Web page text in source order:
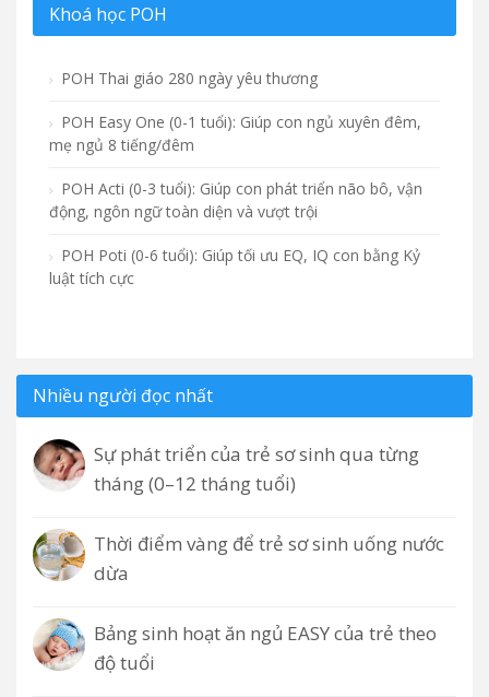
Khoá học POH
POH Thai giáo 280 ngày yêu thương
POH Easy One (0-1 tuổi): Giúp con ngủ xuyên đêm,
mẹ ngủ 8 tiếng/đêm
POH Acti (0-3 tuổi): Giúp con phát triển não bô, vận
động, ngôn ngữ toàn diện và vượt trội
POH Poti (0-6 tuổi): Giúp tối ưu EQ, IQ con bằng Kỷ
luật tích cực
Nhiều người đọc nhất
Sự phát triển của trẻ sơ sinh qua từng
tháng (0–12 tháng tuổi)
Thời điểm vàng để trẻ sơ sinh uống nước
dừa
Bảng sinh hoạt ăn ngủ EASY của trẻ theo
độ tuổi